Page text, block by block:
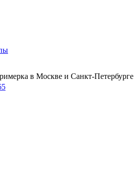
в Москве и Санкт-Петербурге